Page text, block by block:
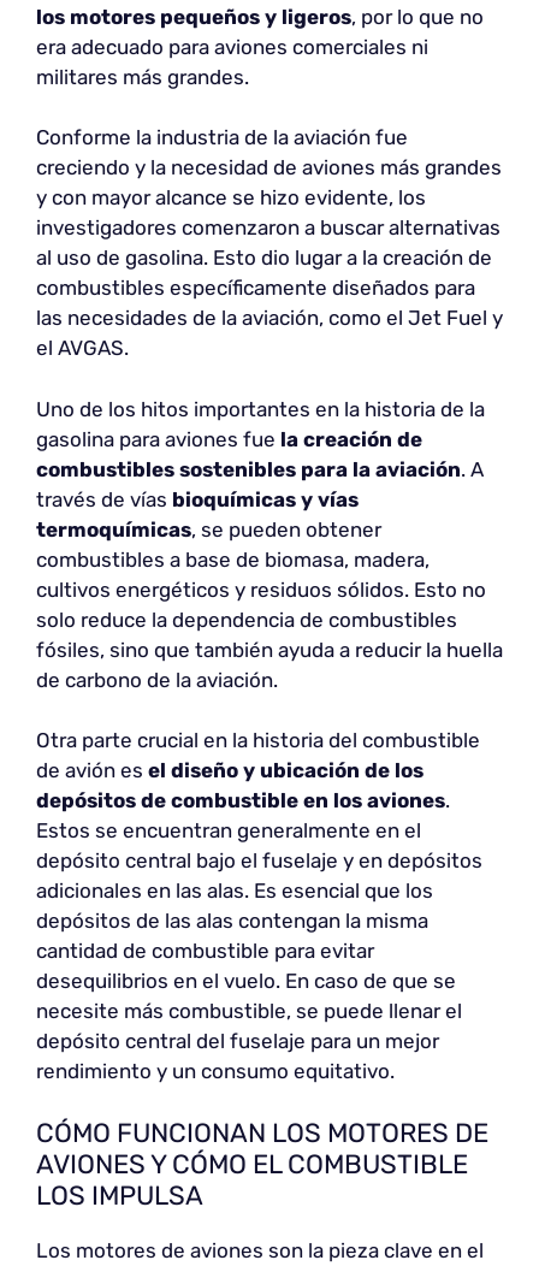
los motores pequeños y ligeros, por lo que no
era adecuado para aviones comerciales ni
militares más grandes.
Conforme la industria de la aviación fue
creciendo y la necesidad de aviones más grandes
y con mayor alcance se hizo evidente, los
investigadores comenzaron a buscar alternativas
al uso de gasolina. Esto dio lugar a la creación de
combustibles específicamente diseñados para
las necesidades de la aviación, como el Jet Fuel y
el AVGAS.
Uno de los hitos importantes en la historia de la
gasolina para aviones fue la creación de
combustibles sostenibles para la aviación. A
través de vías bioquímicas y vías
termoquímicas, se pueden obtener
combustibles a base de biomasa, madera,
cultivos energéticos y residuos sólidos. Esto no
solo reduce la dependencia de combustibles
fósiles, sino que también ayuda a reducir la huella
de carbono de la aviación.
Otra parte crucial en la historia del combustible
de avión es el diseño y ubicación de los
depósitos de combustible en los aviones.
Estos se encuentran generalmente en el
depósito central bajo el fuselaje y en depósitos
adicionales en las alas. Es esencial que los
depósitos de las alas contengan la misma
cantidad de combustible para evitar
desequilibrios en el vuelo. En caso de que se
necesite más combustible, se puede llenar el
depósito central del fuselaje para un mejor
rendimiento y un consumo equitativo.
CÓMO FUNCIONAN LOS MOTORES DE
AVIONES Y CÓMO EL COMBUSTIBLE
LOS IMPULSA
Los motores de aviones son la pieza clave en el